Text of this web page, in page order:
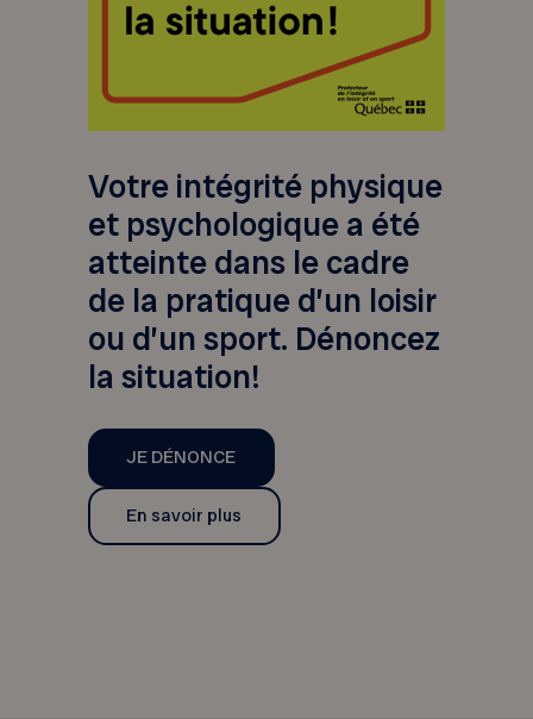
Votre intégrité physique
et psychologique a été
atteinte dans le cadre
de la pratique d’un loisir
ou d’un sport. Dénoncez
la situation!
JE DÉNONCE
En savoir plus